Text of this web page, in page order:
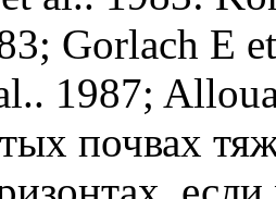
Gorlach E
1987;
почвах